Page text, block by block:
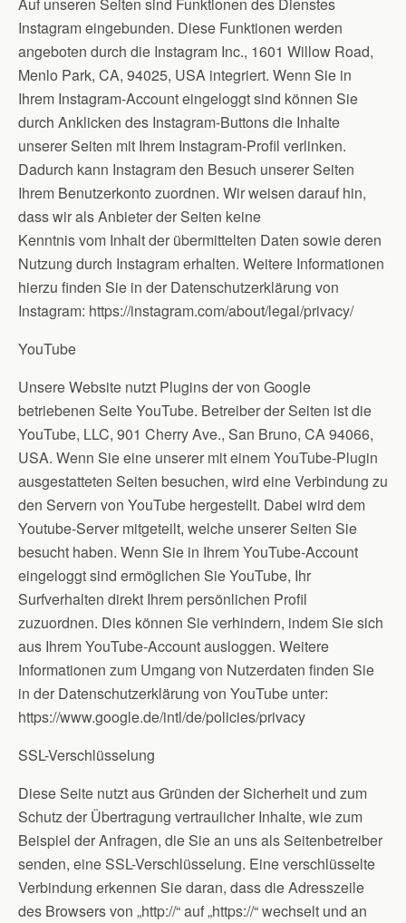
Instagram eingebunden. Diese Funktionen werden
angeboten durch die Instagram Inc., 1601 Willow Road,
Menlo Park, CA, 94025, USA integriert. Wenn Sie in
Ihrem Instagram-Account eingeloggt sind können Sie
durch Anklicken des Instagram-Buttons die Inhalte
unserer Seiten mit Ihrem Instagram-Profil verlinken.
Dadurch kann Instagram den Besuch unserer Seiten
Ihrem Benutzerkonto zuordnen. Wir weisen darauf hin,
dass wir als Anbieter der Seiten keine
Kenntnis vom Inhalt der übermittelten Daten sowie deren
Nutzung durch Instagram erhalten. Weitere Informationen
hierzu finden Sie in der Datenschutzerklärung von
Instagram: https://instagram.com/about/legal/privacy/
YouTube
Unsere Website nutzt Plugins der von Google
betriebenen Seite YouTube. Betreiber der Seiten ist die
YouTube, LLC, 901 Cherry Ave., San Bruno, CA 94066,
USA. Wenn Sie eine unserer mit einem YouTube-Plugin
ausgestatteten Seiten besuchen, wird eine Verbindung zu
den Servern von YouTube hergestellt. Dabei wird dem
Youtube-Server mitgeteilt, welche unserer Seiten Sie
besucht haben. Wenn Sie in Ihrem YouTube-Account
eingeloggt sind ermöglichen Sie YouTube, Ihr
Surfverhalten direkt Ihrem persönlichen Profil
zuzuordnen. Dies können Sie verhindern, indem Sie sich
aus Ihrem YouTube-Account ausloggen. Weitere
Informationen zum Umgang von Nutzerdaten finden Sie
in der Datenschutzerklärung von YouTube unter:
https://www.google.de/intl/de/policies/privacy
SSL-Verschlüsselung
Diese Seite nutzt aus Gründen der Sicherheit und zum
Schutz der Übertragung vertraulicher Inhalte, wie zum
Beispiel der Anfragen, die Sie an uns als Seitenbetreiber
senden, eine SSL-Verschlüsselung. Eine verschlüsselte
Verbindung erkennen Sie daran, dass die Adresszeile
des Browsers von „http://“ auf „https://“ wechselt und an